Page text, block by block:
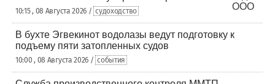
10:15 , 08 Августа 2026 / судоходство
В бухте Эгвекинот водолазы ведут подготовку к
подъему пяти затопленных судов
10:00 , 08 Августа 2026 / события